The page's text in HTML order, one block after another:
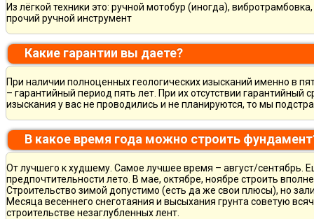
Из лёгкой техники это: ручной мотобур (иногда),
прочий ручной инструмент
Какие гарантии вы даете?
При наличии полноценных геологических изысканий именно в
– гарантийный период пять лет. При их отсутствии гарантийный
изыскания у вас не проводились и не планируются, то мы
В какое время года можно строить
От лучшего к худшему. Самое лучшее время – август/сентябрь.
предпочтительности лето. В мае, октябре, ноябре строить
Строительство зимой допустимо (есть да же свои плюсы), но
Месяца весеннего снеготаяния и высыхания грунта советую
строительстве незаглубленных лент.